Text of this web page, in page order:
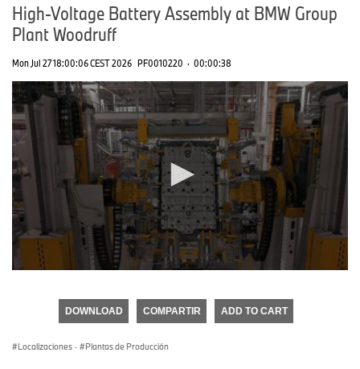
High-Voltage Battery Assembly at BMW Group
Plant Woodruff
Mon Jul 27 18:00:06 CEST 2026 PF0010220 · 00:00:38
seconds
DOWNLOAD COMPARTIR ADD TO CART
Localizaciones · Plantas de Producción